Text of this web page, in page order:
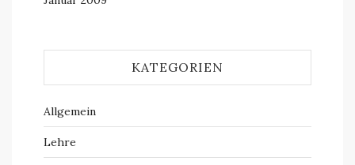
KATEGORIEN
Allgemein
Lehre